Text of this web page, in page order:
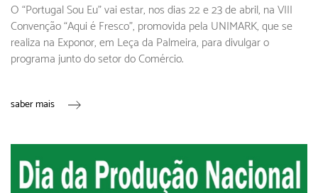
O “Portugal Sou Eu” vai estar, nos dias 22 e 23 de abril, na VIII
Convenção “Aqui é Fresco”, promovida pela UNIMARK, que se
realiza na Exponor, em Leça da Palmeira, para divulgar o
programa junto do setor do Comércio.
saber mais